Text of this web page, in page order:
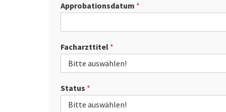
Approbationsdatum *
Facharzttitel *
Status *